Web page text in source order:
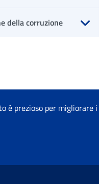
della corruzione
è prezioso per migliorare